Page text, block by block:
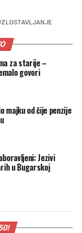
ZLOSTAVLJANJE
za starije –
govori
majku od čije penzije
Jezivi
u Bugarskoj